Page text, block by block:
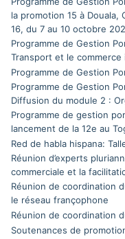
la promotion 15 à
16, du 7 au 10 octobre
Programme de Gestion
Transport et le commerce
Programme de Gestion
Programme de Gestion
Diffusion du module 2 :
Programme de gestion
lancement de la 12e au
Red de habla hispana:
Réunion d’experts
commerciale et la
Réunion de coordination
le réseau françophone
Réunion de coordination
Soutenances de